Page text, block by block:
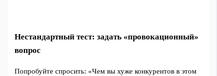
Нестандартный тест: задать «провокационный»
вопрос
Попробуйте спросить: «Чем вы хуже конкурентов в этом